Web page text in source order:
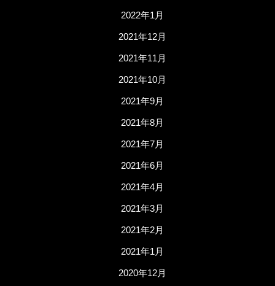
2022年1月
2021年12月
2021年11月
2021年10月
2021年9月
2021年8月
2021年7月
2021年6月
2021年4月
2021年3月
2021年2月
2021年1月
2020年12月